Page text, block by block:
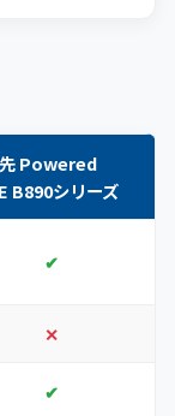
Powered
B890シリーズ
✔
✕
✔